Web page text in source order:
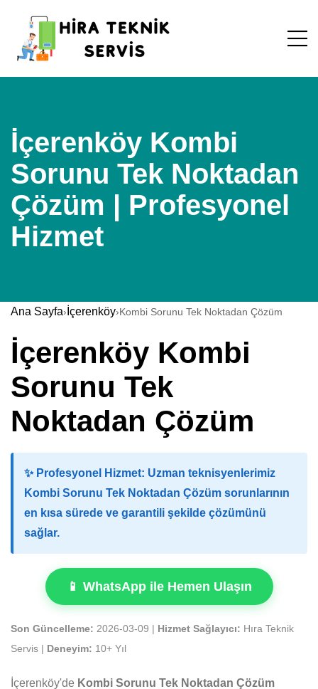
İçerenköy Kombi
Sorunu Tek Noktadan
Çözüm | Profesyonel
Hizmet
Ana Sayfa› İçerenköy›Kombi Sorunu Tek Noktadan Çözüm
İçerenköy Kombi
Sorunu Tek
Noktadan Çözüm
✨ Profesyonel Hizmet: Uzman teknisyenlerimiz
Kombi Sorunu Tek Noktadan Çözüm sorunlarının
en kısa sürede ve garantili şekilde çözümünü
sağlar.
📱 WhatsApp ile Hemen Ulaşın
Son Güncelleme: 2026-03-09 | Hizmet Sağlayıcı: Hıra Teknik
Servis |
Deneyim: 10+ Yıl
İçerenköy'de Kombi Sorunu Tek Noktadan Çözüm